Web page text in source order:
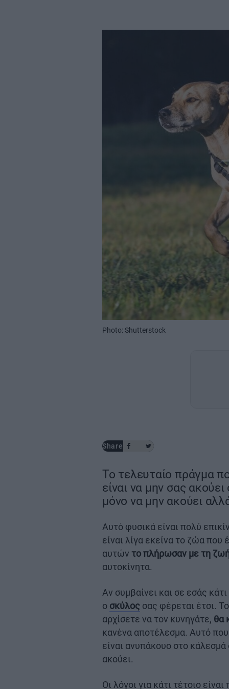
Photo: Shutterstock
Share
Το τελευταίο πράγμα
είναι να μην σας
μόνο να μην ακούει
Αυτό φυσικά είναι πολύ
είναι λίγα εκείνα το ζώα
αυτών το πλήρωσαν με τη
αυτοκίνητα.
Αν συμβαίνει και σε εσάς
ο σκύλος σας φέρεται έτσι.
αρχίσετε να τον κυνηγάτε, θα
κανένα αποτέλεσμα. Αυτό
είναι ανυπάκουο στο
ακούει.
Οι λόγοι για κάτι τέτοιο